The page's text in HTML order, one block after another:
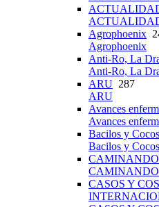
Agrophoenix
Agrophoenix
Anti-Ro, La
Anti-Ro, La
ARU 287
ARU
Avances
Avances
Bacilos y Cocos
Bacilos y Cocos
CASOS Y